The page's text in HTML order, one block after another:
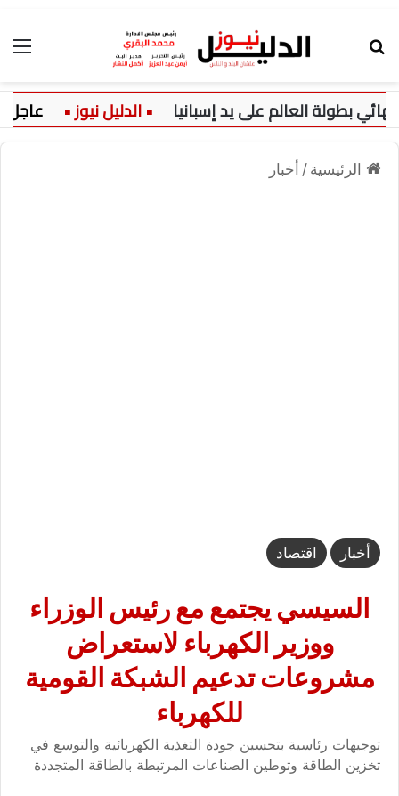
العالم على يد إسبانيا عاجل:
الرئيسية / أخبار
أخبار اقتصاد
السيسي يجتمع مع رئيس الوزراء
ووزير الكهرباء لاستعراض
مشروعات تدعيم الشبكة القومية
للكهرباء
توجيهات رئاسية بتحسين جودة التغذية الكهربائية والتوسع في
تخزين الطاقة وتوطين الصناعات المرتبطة بالطاقة المتجددة